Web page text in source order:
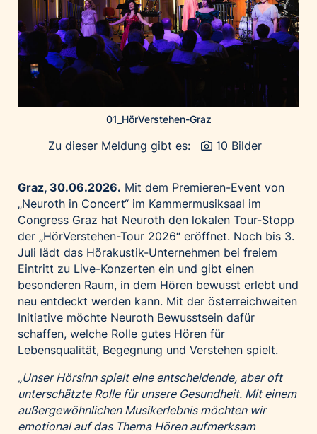
Huawei Consumer Business Group
IT:U
JP Immobilien
JYSK
Microsoft
Mondelēz Österreich
Muse Electronics
Neuroth
öbv – Österreichischer Bundesverlag
Ökopharm
Palfinger AG
Polestar
REXEL Austria
Starbucks
Superbrands Austria
Tante Fanny
01_HörVerstehen-Graz
Zu dieser Meldung gibt es: 10 Bilder
Graz, 30.06.2026. Mit dem Premieren-Event von
„Neuroth in Concert“ im Kammermusiksaal im
Congress Graz hat Neuroth den lokalen Tour-Stopp
der „HörVerstehen-Tour 2026“ eröffnet. Noch bis 3.
Juli lädt das Hörakustik-Unternehmen bei freiem
Eintritt zu Live-Konzerten ein und gibt einen
besonderen Raum, in dem Hören bewusst erlebt und
neu entdeckt werden kann. Mit der österreichweiten
Initiative möchte Neuroth Bewusstsein dafür
schaffen, welche Rolle gutes Hören für
Lebensqualität, Begegnung und Verstehen spielt.
„Unser Hörsinn spielt eine entscheidende, aber oft
unterschätzte Rolle für unsere Gesundheit. Mit einem
außergewöhnlichen Musikerlebnis möchten wir
emotional auf das Thema Hören aufmerksam